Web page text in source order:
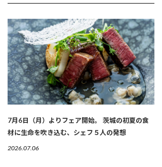
7月6日（月）よりフェア開始。 茨城の初夏の食
材に生命を吹き込む、シェフ５人の発想
2026.07.06